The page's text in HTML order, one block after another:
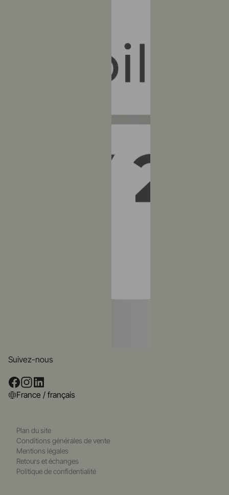
Suivez-nous
France / français
Plan du site
Conditions générales de vente
Mentions légales
Retours et échanges
Politique de confidentialité